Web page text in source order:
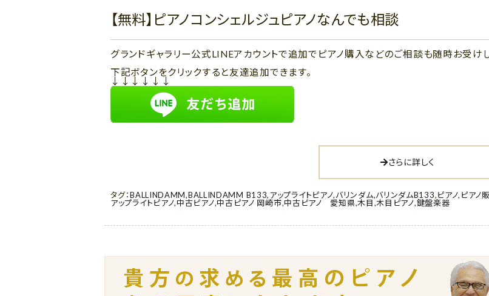
【無料】ピアノコンシェルジュピアノなんでも相談
グランドギャラリー公式LINEアカウントで追加でピアノ購入などのご相談も随時お受け
下記ボタンをクリックすると友達追加できます。
↓↓↓↓↓↓
さらに詳しく
タグ：BALLINDAMM,BALLINDAMM B133,アップライトピアノ,バリンダム,バリンダムB133,ピアノ, ピアノ
アップライトピアノ,中古ピアノ,中古ピアノ 岡崎市,中古ピアノ 愛知県,木目,木目ピアノ,鍵盤楽器